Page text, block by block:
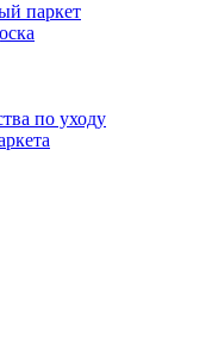
паркет
по уходу